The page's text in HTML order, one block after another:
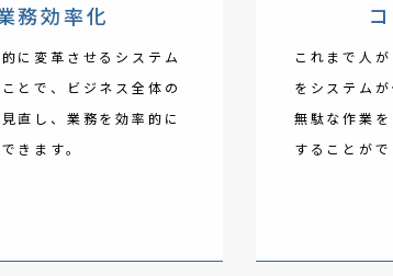
務効率化
に変革させるシステム
とで、ビジネス全体の
直し、業務を効率的に
きます。
これまで人
をシステム
無駄な作業
することがで